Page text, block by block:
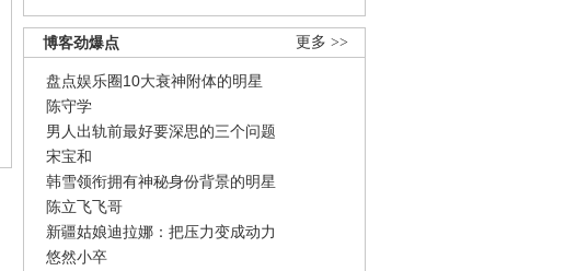
更多 >>
博客劲爆点
盘点娱乐圈10大衰神附体的明星
陈守学
男人出轨前最好要深思的三个问题
宋宝和
韩雪领衔拥有神秘身份背景的明星
陈立飞飞哥
新疆姑娘迪拉娜：把压力变成动力
悠然小卒